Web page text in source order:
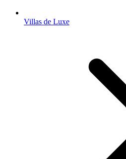
Villas de Luxe